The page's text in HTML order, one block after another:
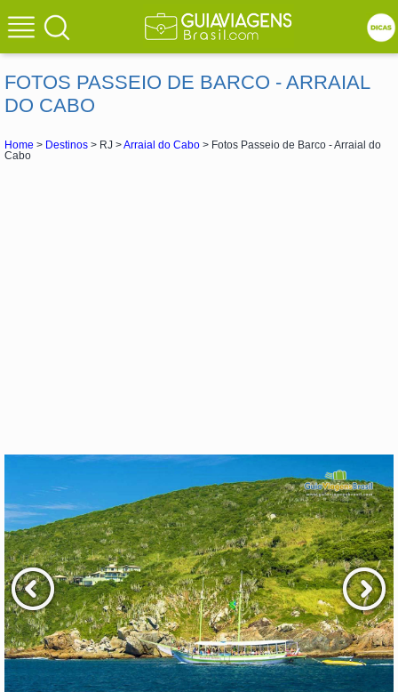
FOTOS PASSEIO DE BARCO - ARRAIAL
DO CABO
Home > Destinos > RJ >Arraial do Cabo > Fotos Passeio de Barco - Arraial do
Cabo